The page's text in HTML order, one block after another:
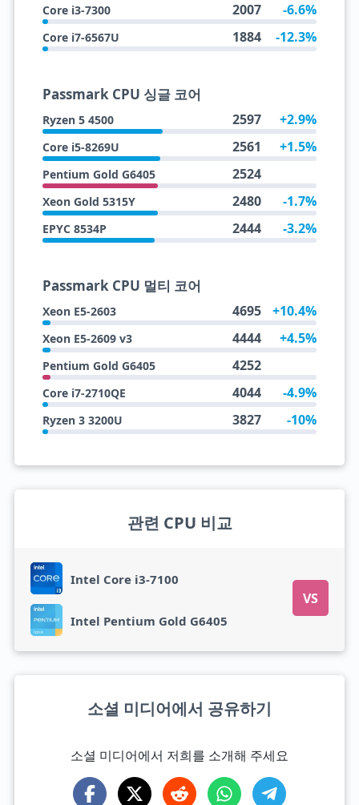
Core i3-7300 2007 -6.6%
Core i7-6567U 1884 -12.3%
Passmark CPU 싱글 코어
Ryzen 5 4500 2597 +2.9%
Core i5-8269U 2561 +1.5%
Pentium Gold G6405 2524
Xeon Gold 5315Y 2480 -1.7%
EPYC 8534P 2444 -3.2%
Passmark CPU 멀티 코어
Xeon E5-2603 4695 +10.4%
Xeon E5-2609 v3 4444 +4.5%
Pentium Gold G6405 4252
Core i7-2710QE 4044 -4.9%
Ryzen 3 3200U 3827 -10%
관련 CPU 비교
Intel Core i3-7100
VS
Intel Pentium Gold G6405
소셜 미디어에서 공유하기
소셜 미디어에서 저희를 소개해 주세요